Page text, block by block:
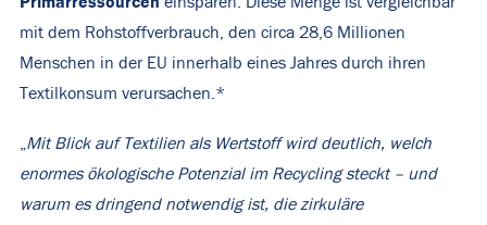
mit dem Rohstoffverbrauch, den circa 28,6 Millionen
Menschen in der EU innerhalb eines Jahres durch ihren
Textilkonsum verursachen.*
Mit Blick auf Textilien als Wertstoff wird deutlich, welch
enormes ökologische Potenzial im Recycling steckt – und
warum es dringend notwendig ist, die zirkuläre